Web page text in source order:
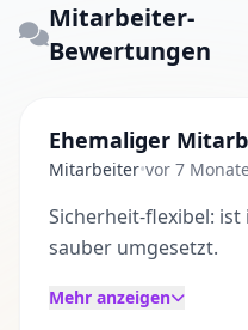
Mitarbeiter-
Bewertungen
Ehemaliger
Mitarbeiter•vor 7
Sicherheit-flexibel:
sauber umgesetzt.
Mehr anzeigen